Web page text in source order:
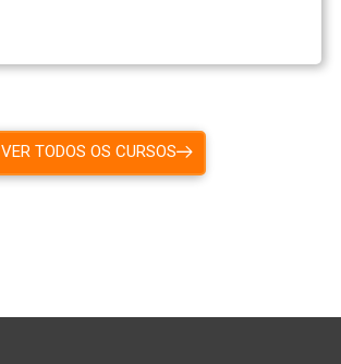
VER TODOS OS CURSOS